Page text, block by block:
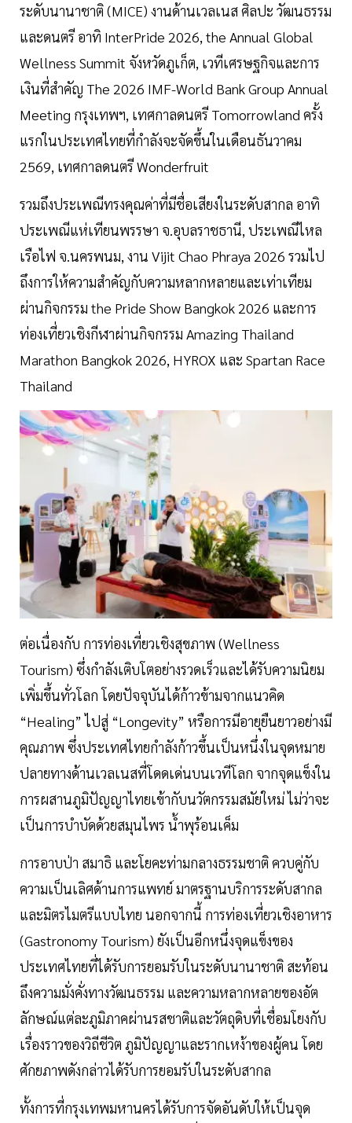
ระดับนานาชาติ (MICE) งานด้านเวลเนส ศิลปะ วัฒนธรรม
และดนตรี อาทิ InterPride 2026, the Annual Global
Wellness Summit จังหวัดภูเก็ต, เวทีเศรษฐกิจและการ
เงินที่สำคัญ The 2026 IMF-World Bank Group Annual
Meeting กรุงเทพฯ, เทศกาลดนตรี Tomorrowland ครั้ง
แรกในประเทศไทยที่กำลังจะจัดขึ้นในเดือนธันวาคม
2569, เทศกาลดนตรี Wonderfruit
รวมถึงประเพณีทรงคุณค่าที่มีชื่อเสียงในระดับสากล อาทิ
ประเพณีแห่เทียนพรรษา จ.อุบลราชธานี, ประเพณีไหล
เรือไฟ จ.นครพนม, งาน Vijit Chao Phraya 2026 รวมไป
ถึงการให้ความสำคัญกับความหลากหลายและเท่าเทียม
ผ่านกิจกรรม the Pride Show Bangkok 2026 และการ
ท่องเที่ยวเชิงกีฬาผ่านกิจกรรม Amazing Thailand
Marathon Bangkok 2026, HYROX และ Spartan Race
Thailand
ต่อเนื่องกับ การท่องเที่ยวเชิงสุขภาพ (Wellness
Tourism) ซึ่งกำลังเติบโตอย่างรวดเร็วและได้รับความนิยม
เพิ่มขึ้นทั่วโลก โดยปัจจุบันได้ก้าวข้ามจากแนวคิด
“Healing” ไปสู่ “Longevity” หรือการมีอายุยืนยาวอย่างมี
คุณภาพ ซึ่งประเทศไทยกำลังก้าวขึ้นเป็นหนึ่งในจุดหมาย
ปลายทางด้านเวลเนสที่โดดเด่นบนเวทีโลก จากจุดแข็งใน
การผสานภูมิปัญญาไทยเข้ากับนวัตกรรมสมัยใหม่ ไม่ว่าจะ
เป็นการบำบัดด้วยสมุนไพร น้ำพุร้อนเค็ม
การอาบป่า สมาธิ และโยคะท่ามกลางธรรมชาติ ควบคู่กับ
ความเป็นเลิศด้านการแพทย์ มาตรฐานบริการระดับสากล
และมิตรไมตรีแบบไทย นอกจากนี้ การท่องเที่ยวเชิงอาหาร
(Gastronomy Tourism) ยังเป็นอีกหนึ่งจุดแข็งของ
ประเทศไทยที่ได้รับการยอมรับในระดับนานาชาติ สะท้อน
ถึงความมั่งคั่งทางวัฒนธรรม และความหลากหลายของอัต
ลักษณ์แต่ละภูมิภาคผ่านรสชาติและวัตถุดิบที่เชื่อมโยงกับ
เรื่องราวของวิถีชีวิต ภูมิปัญญาและรากเหง้าของผู้คน โดย
ศักยภาพดังกล่าวได้รับการยอมรับในระดับสากล
ทั้งการที่กรุงเทพมหานครได้รับการจัดอันดับให้เป็นจุด